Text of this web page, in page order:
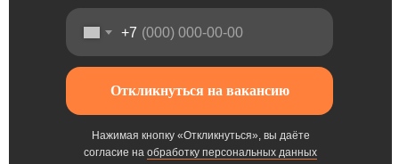
+7
Откликнуться на вакансию
Нажимая кнопку «Откликнуться», вы даёте
согласие на обработку персональных данных